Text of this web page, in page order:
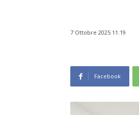
7 Ottobre 2025 11:19
Facebook